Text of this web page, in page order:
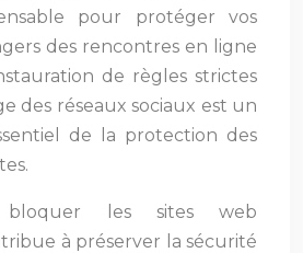
pour protéger vos
des rencontres en ligne
de règles strictes
des réseaux sociaux est un
de la protection des
les sites web
à préserver la sécurité